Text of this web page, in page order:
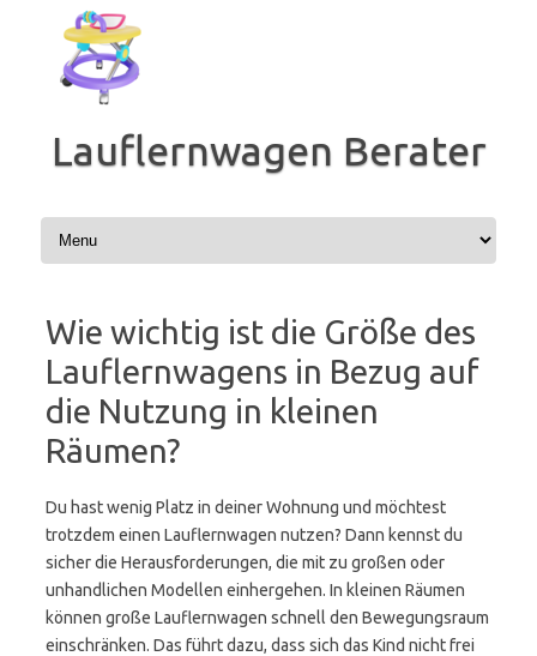
Inhalt
springen
Lauflernwagen Berater
Wie wichtig ist die Größe des
Lauflernwagens in Bezug auf
die Nutzung in kleinen
Räumen?
Du hast wenig Platz in deiner Wohnung und möchtest
trotzdem einen Lauflernwagen nutzen? Dann kennst du
sicher die Herausforderungen, die mit zu großen oder
unhandlichen Modellen einhergehen. In kleinen Räumen
können große Lauflernwagen schnell den Bewegungsraum
einschränken. Das führt dazu, dass sich das Kind nicht frei